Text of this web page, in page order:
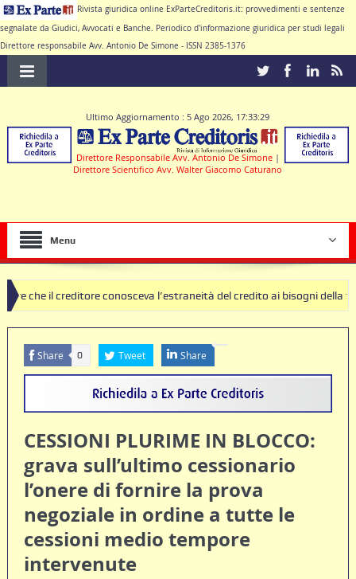
Rivista giuridica online ExParteCreditoris.it: provvedimenti e sentenze
segnalate da Giudici, Avvocati e Banche. Periodico d'informazione giuridica per studi legali
Direttore responsabile Avv. Antonio De Simone - ISSN 2385-1376
Ultimo Aggiornamento : 5 Ago 2026, 17:33:29
Direttore Responsabile Avv. Antonio De Simone |
Direttore Scientifico Avv. Walter Giacomo Caturano
Menu
conosceva l’estraneità del credito ai bisogni della famiglia
nulle deve produrre il contratto di conto corrente
Share 0 Tweet Share
CESSIONI PLURIME IN BLOCCO:
grava sull’ultimo cessionario
l’onere di fornire la prova
negoziale in ordine a tutte le
cessioni medio tempore
intervenute